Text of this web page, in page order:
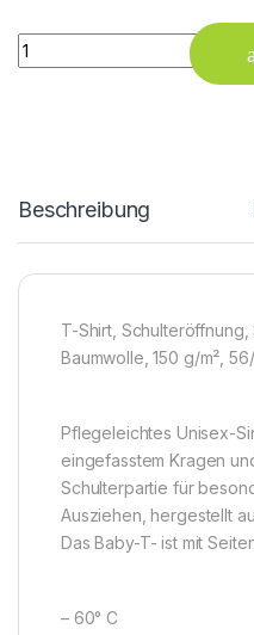
Baby-T quantity
Beschreibung
T-Shirt,
Baumwolle, 150 g/m²,
Pflegeleichtes Unisex-
eingefasstem Kragen
Schulterpartie für
Ausziehen, hergestellt
Das Baby-T- ist mit
– 60° C